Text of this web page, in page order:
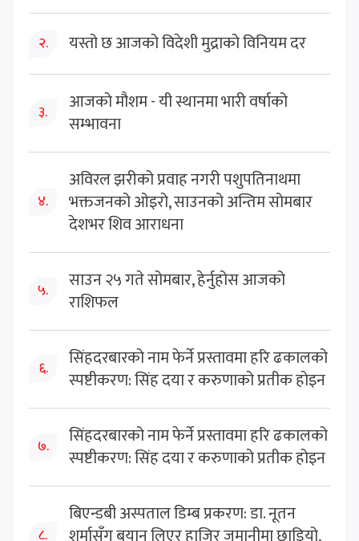
२. यस्तो छ आजको विदेशी मुद्राको विनियम दर
३.
आजको मौशम - यी स्थानमा भारी वर्षाको
सम्भावना
४.
अविरल झरीको प्रवाह नगरी पशुपतिनाथमा
भक्तजनको ओइरो, साउनको अन्तिम सोमबार
देशभर शिव आराधना
५.
साउन २५ गते सोमबार, हेर्नुहोस आजको
राशिफल
६.
सिंहदरबारको नाम फेर्ने प्रस्तावमा हरि ढकालको
स्पष्टीकरण: सिंह दया र करुणाको प्रतीक होइन
७.
सिंहदरबारको नाम फेर्ने प्रस्तावमा हरि ढकालको
स्पष्टीकरण: सिंह दया र करुणाको प्रतीक होइन
८.
बिएन्डबी अस्पताल डिम्ब प्रकरण: डा. नूतन